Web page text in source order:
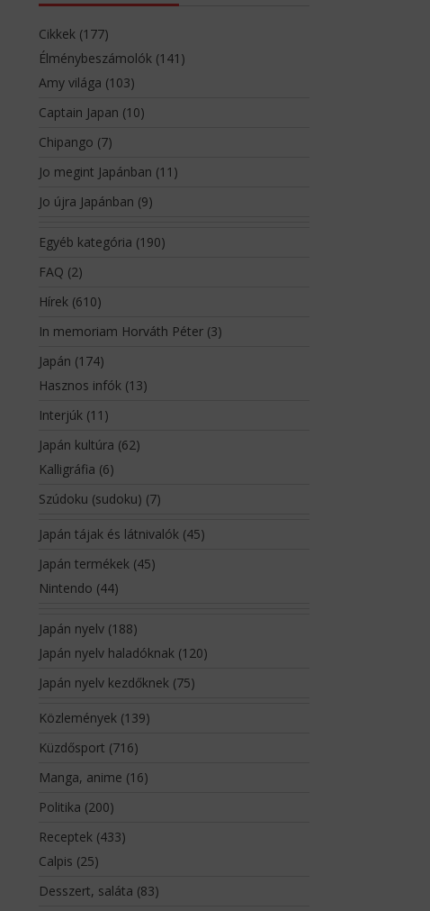
Cikkek(177)
Élménybeszámolók(141)
Amy világa (103)
Captain Japan (10)
Chipango (7)
Jo megint Japánban (11)
Jo újra Japánban (9)
Egyéb kategória (190)
FAQ (2)
Hírek(610)
In memoriam Horváth Péter(3)
Japán (174)
Hasznos infók(13)
Interjúk(11)
Japán kultúra (62)
Kalligráfia (6)
Szúdoku (sudoku) (7)
Japán tájak és látnivalók(45)
Japán termékek(45)
Nintendo (44)
Japán nyelv(188)
Japán nyelv haladóknak(120)
Japán nyelv kezdőknek(75)
Közlemények(139)
Küzdősport (716)
Manga, anime (16)
Politika (200)
Receptek(433)
Calpis (25)
Desszert, saláta (83)